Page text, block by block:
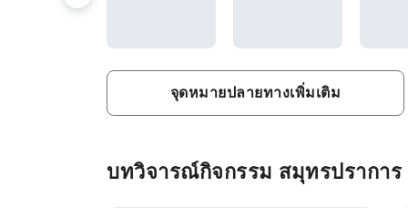
จุดหมายปลายทางเพิ่มเติม
บทวิจารณ์กิจกรรม สมุทรปราการ